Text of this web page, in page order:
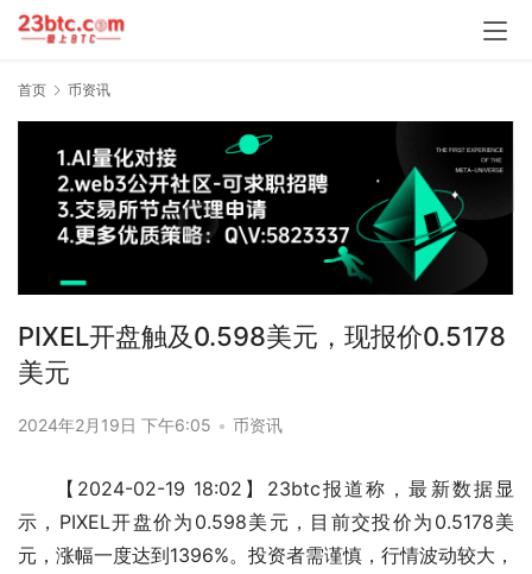
首页 币资讯
PIXEL开盘触及0.598美元，现报价0.5178
美元
2024年2月19日 下午6:05 • 币资讯
【2024-02-19 18:02】23btc报道称，最新数据显
示，PIXEL开盘价为0.598美元，目前交投价为0.5178美
元，涨幅一度达到1396%。投资者需谨慎，行情波动较大，